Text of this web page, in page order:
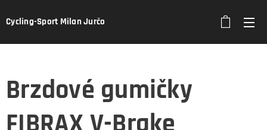
Cycling-Sport Milan Jurčo
Brzdové gumičky